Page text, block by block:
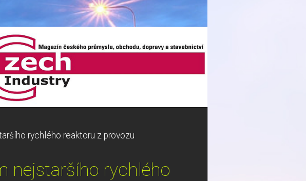
rychlého reaktoru z provozu
nejstaršího rychlého